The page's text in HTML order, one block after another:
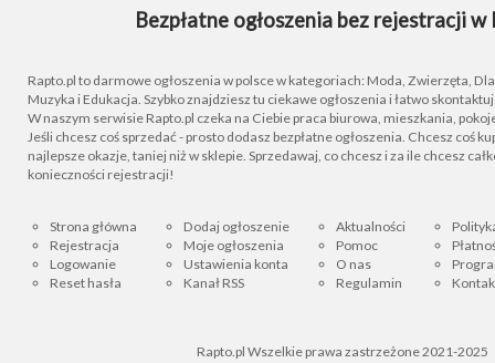
Bezpłatne ogłoszenia bez rejestracji w
Rapto.pl to darmowe ogłoszenia w polsce w kategoriach: Moda, Zwierzęta, Dla
Muzyka i Edukacja. Szybko znajdziesz tu ciekawe ogłoszenia i łatwo
W naszym serwisie Rapto.pl czeka na Ciebie praca biurowa, mieszkania,
Jeśli chcesz coś sprzedać - prosto dodasz bezpłatne ogłoszenia. Chcesz coś
najlepsze okazje, taniej niż w sklepie. Sprzedawaj, co chcesz i za ile chcesz
konieczności rejestracji!
Strona główna
Rejestracja
Logowanie
Reset hasła
Dodaj ogłoszenie
Moje ogłoszenia
Ustawienia konta
Kanał RSS
Aktualności
Pomoc
O nas
Regulamin
Rapto.pl Wszelkie prawa zastrzeżone 2021-2025